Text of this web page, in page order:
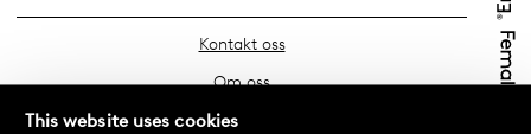
This website uses cookies
Kontakt oss
Om oss
Finn din butikk